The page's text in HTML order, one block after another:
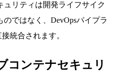
ュリティは開発ライフサイク
ではなく、DevOpsパイプラ
統合されます。
コンテナセキュリ